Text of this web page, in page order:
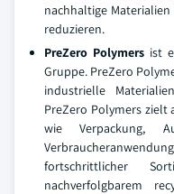
nachhaltige
reduzieren.
PreZero Polymersist
Gruppe. PreZero
industrielle
PreZero Polymers
wie Verpackung,
fortschrittlicher
nachverfolgbarem